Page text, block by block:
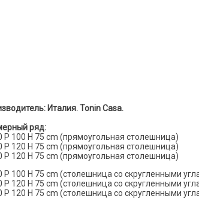
Италия. Tonin Casa.
ряд:
P 100 H 75 cm (прямоугольная столешница)
P 120 H 75 cm (прямоугольная столешница)
P 120 H 75 cm (прямоугольная столешница)
P 100 H 75 cm (столешница со скругленными
P 120 H 75 cm (столешница со скругленными
P 120 H 75 cm (столешница со скругленными